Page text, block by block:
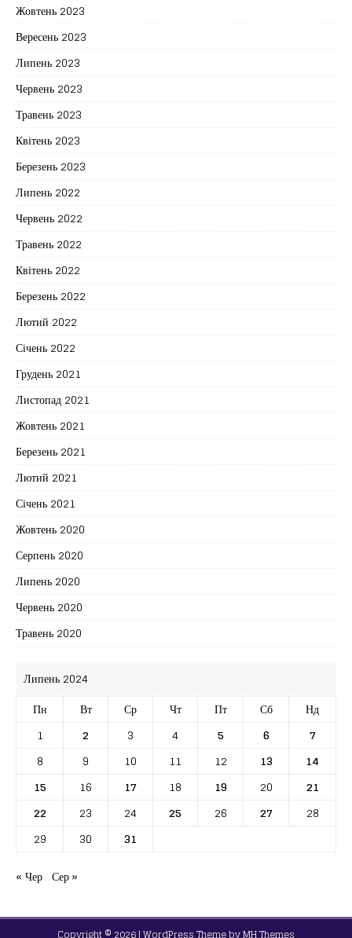
Жовтень 2023
Вересень 2023
Липень 2023
Червень 2023
Травень 2023
Квітень 2023
Березень 2023
Липень 2022
Червень 2022
Травень 2022
Квітень 2022
Березень 2022
Лютий 2022
Січень 2022
Грудень 2021
Листопад 2021
Жовтень 2021
Березень 2021
Лютий 2021
Січень 2021
Жовтень 2020
Серпень 2020
Липень 2020
Червень 2020
Травень 2020
Липень 2024
Пн
Вт Ср Чт Пт Сб
Нд
1
2 3 4 5 6
7
8
9 10 11 12 13
14
15
16 17 18 19 20
21
22
23 24 25 26 27
28
29
30
31
« Чер Сер »